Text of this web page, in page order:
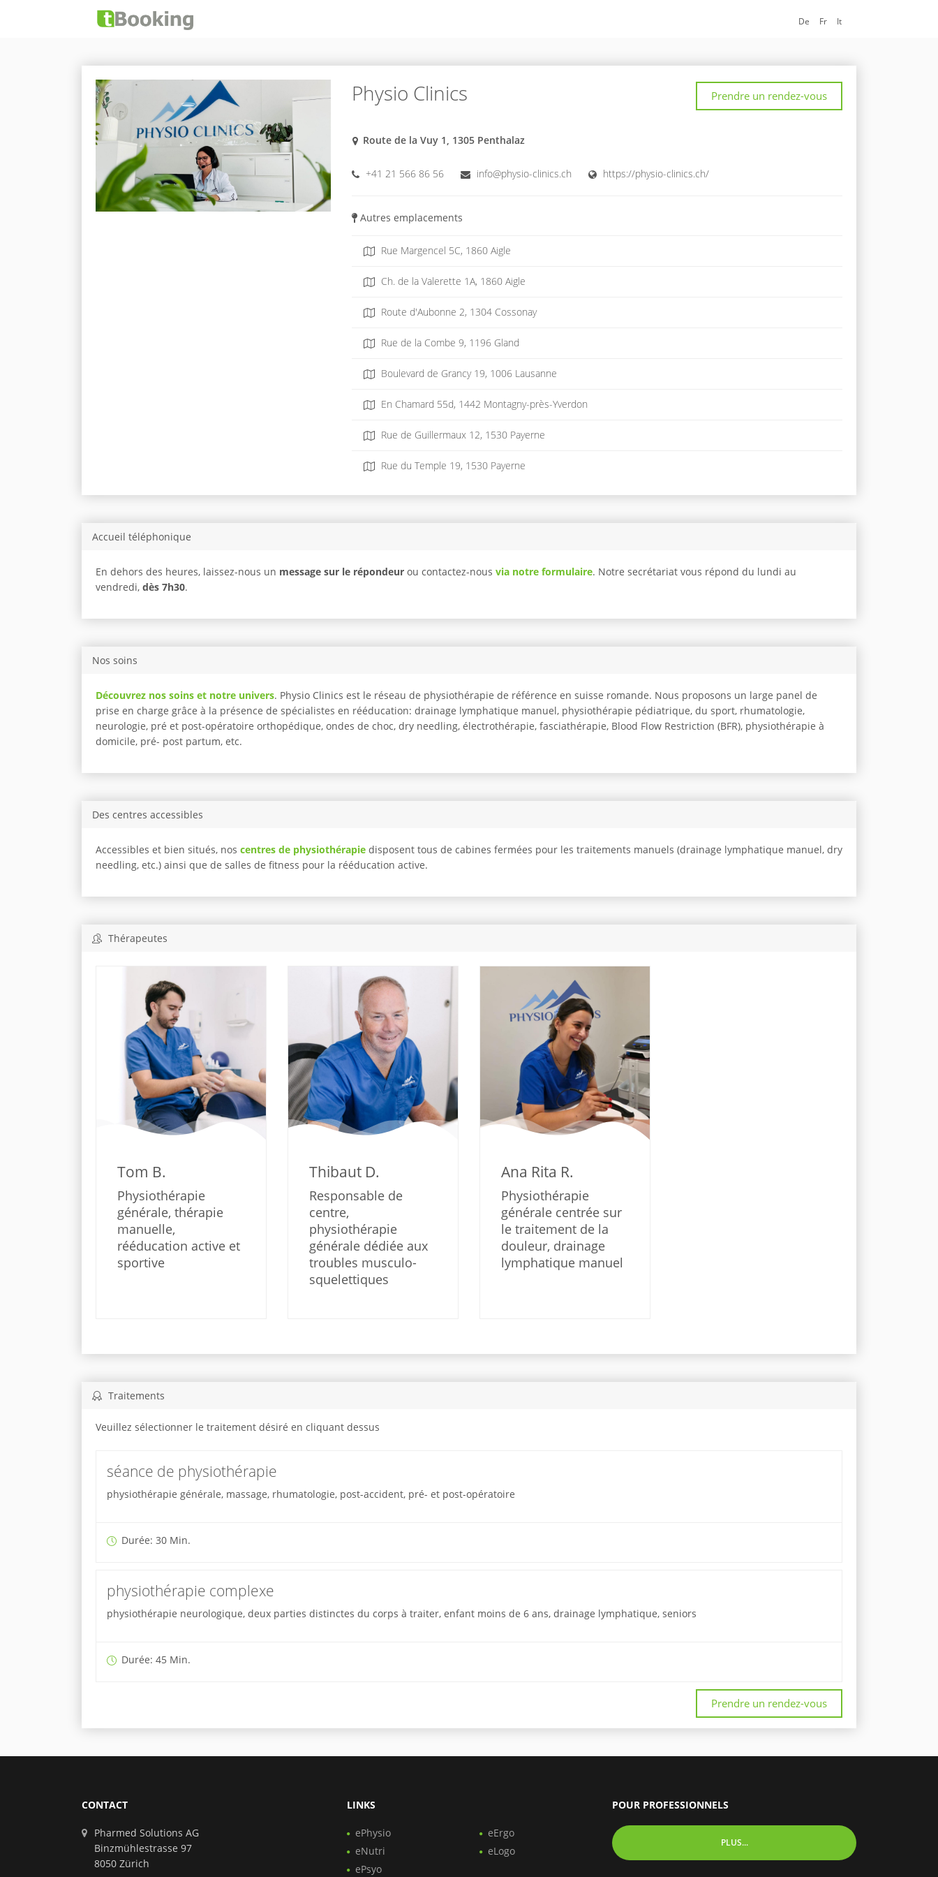
De Fr It
Physio Clinics Prendre un rendez-vous
Route de la Vuy 1, 1305 Penthalaz
+41 21 566 86 56 info@physio-clinics.ch https://physio-clinics.ch/
Autres emplacements
Rue Margencel 5C, 1860 Aigle
Ch. de la Valerette 1A, 1860 Aigle
Route d'Aubonne 2, 1304 Cossonay
Rue de la Combe 9, 1196 Gland
Boulevard de Grancy 19, 1006 Lausanne
En Chamard 55d, 1442 Montagny-près-Yverdon
Rue de Guillermaux 12, 1530 Payerne
Rue du Temple 19, 1530 Payerne
Accueil téléphonique
En dehors des heures, laissez-nous un message sur le répondeurou contactez-nous via notre formulaire. Notre secrétariat vous répond du lundi au
vendredi, dès 7h30.
Nos soins
Découvrez nos soins et notre univers. Physio Clinics est le réseau de physiothérapie de référence en suisse romande. Nous proposons un large panel de
prise en charge grâce à la présence de spécialistes en rééducation: drainage lymphatique manuel, physiothérapie pédiatrique, du sport, rhumatologie,
neurologie, pré et post-opératoire orthopédique, ondes de choc, dry needling, électrothérapie, fasciathérapie, Blood Flow Restriction (BFR), physiothérapie à
domicile, pré- post partum, etc.
Des centres accessibles
Accessibles et bien situés, nos centres de physiothérapiedisposent tous de cabines fermées pour les traitements manuels (drainage lymphatique manuel, dry
needling, etc.) ainsi que de salles de fitness pour la rééducation active.
Thérapeutes
Tom B.
Physiothérapie
générale, thérapie
manuelle,
rééducation active et
sportive
Thibaut D.
Responsable de
centre,
physiothérapie
générale dédiée aux
troubles musculo-
squelettiques
Ana Rita R.
Physiothérapie
générale centrée sur
le traitement de la
douleur, drainage
lymphatique manuel
Traitements
Veuillez sélectionner le traitement désiré en cliquant dessus
séance de physiothérapie
physiothérapie générale, massage, rhumatologie, post-accident, pré- et post-opératoire
Durée: 30 Min.
physiothérapie complexe
physiothérapie neurologique, deux parties distinctes du corps à traiter, enfant moins de 6 ans, drainage lymphatique, seniors
Durée: 45 Min.
Prendre un rendez-vous
CONTACT
Pharmed Solutions AG
Binzmühlestrasse 97
8050 Zürich
LINKS
ePhysio
eNutri
ePsyo
eErgo
eLogo
POUR PROFESSIONNELS
PLUS...